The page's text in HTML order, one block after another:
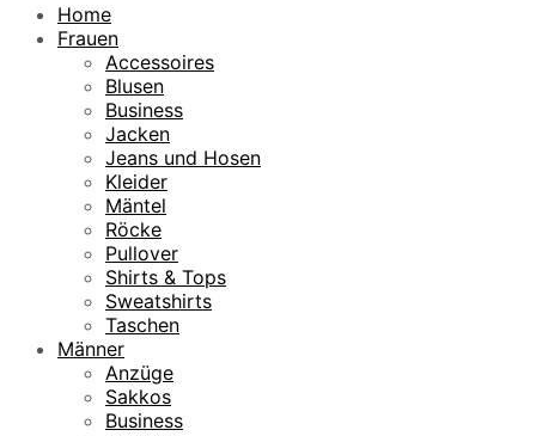
Home
Frauen
Accessoires
Blusen
Business
Jacken
Jeans und Hosen
Kleider
Mäntel
Röcke
Pullover
Shirts & Tops
Sweatshirts
Taschen
Männer
Anzüge
Sakkos
Business